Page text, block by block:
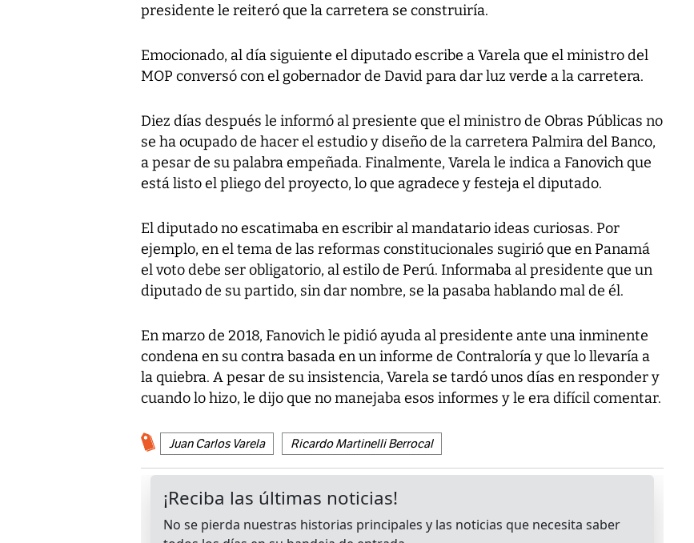
presidente le reiteró que la carretera se construiría.
Emocionado, al día siguiente el diputado escribe a Varela que el ministro del
MOP conversó con el gobernador de David para dar luz verde a la carretera.
Diez días después le informó al presiente que el ministro de Obras Públicas no
se ha ocupado de hacer el estudio y diseño de la carretera Palmira del Banco,
a pesar de su palabra empeñada. Finalmente, Varela le indica a Fanovich que
está listo el pliego del proyecto, lo que agradece y festeja el diputado.
El diputado no escatimaba en escribir al mandatario ideas curiosas. Por
ejemplo, en el tema de las reformas constitucionales sugirió que en Panamá
el voto debe ser obligatorio, al estilo de Perú. Informaba al presidente que un
diputado de su partido, sin dar nombre, se la pasaba hablando mal de él.
En marzo de 2018, Fanovich le pidió ayuda al presidente ante una inminente
condena en su contra basada en un informe de Contraloría y que lo llevaría a
la quiebra. A pesar de su insistencia, Varela se tardó unos días en responder y
cuando lo hizo, le dijo que no manejaba esos informes y le era difícil comentar.
Juan Carlos Varela Ricardo Martinelli Berrocal